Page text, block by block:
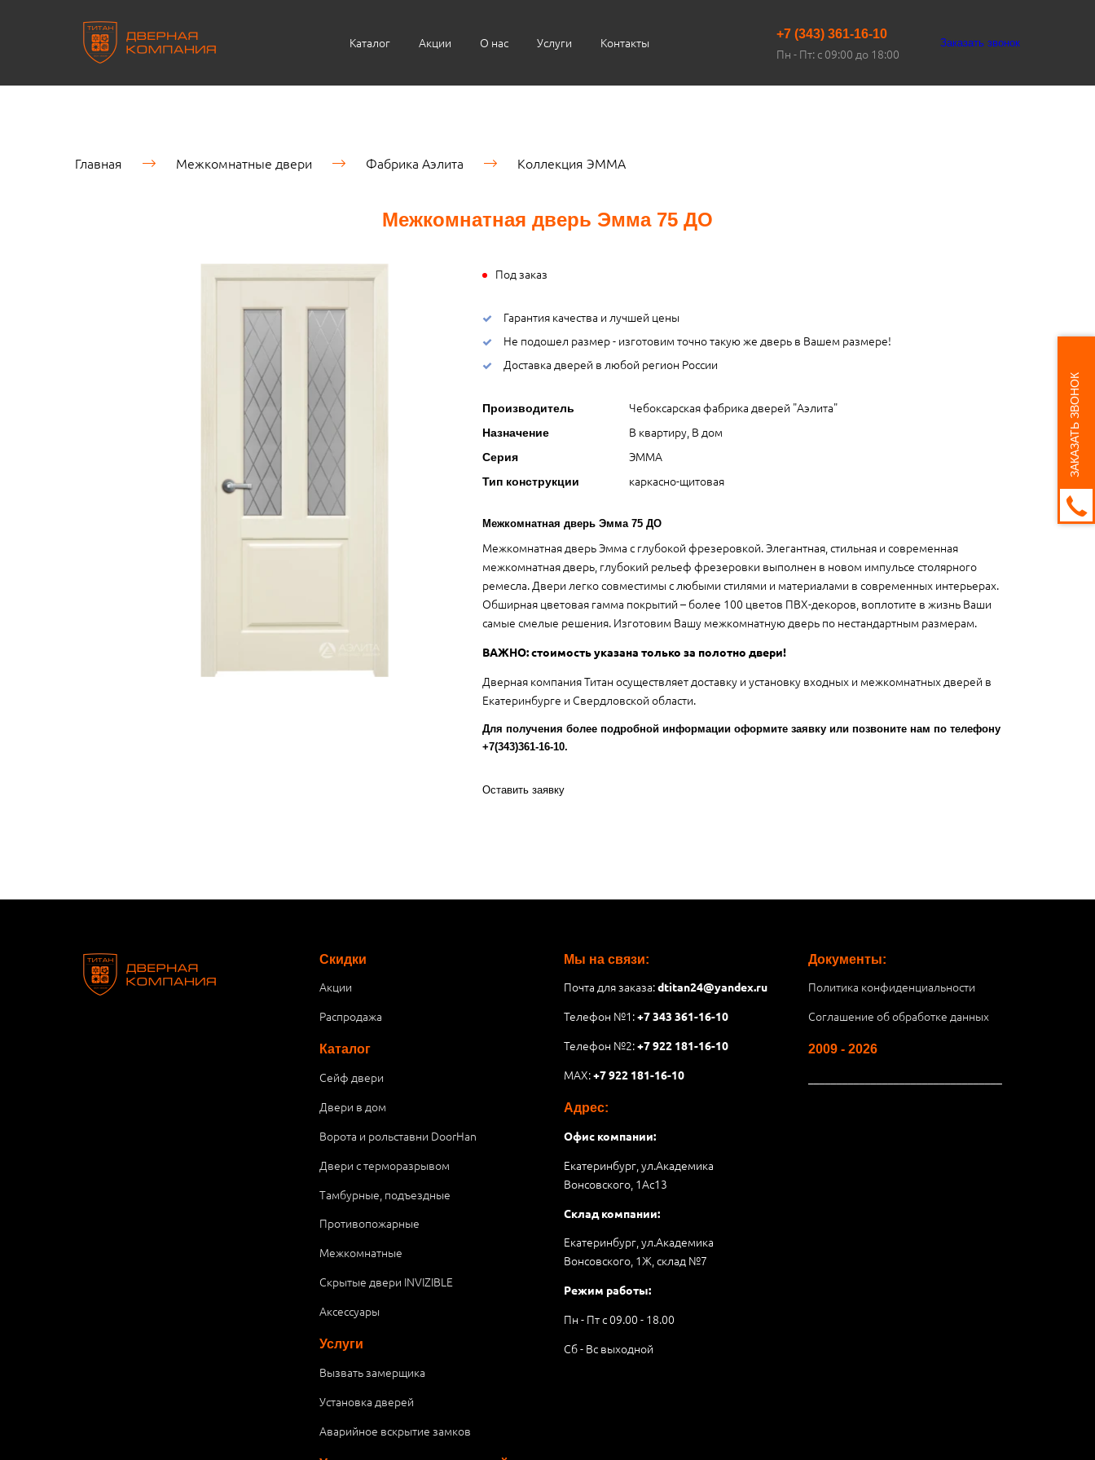
Каталог Акции О нас Услуги Контакты
+7 (343) 361-16-10
Пн - Пт: с 09:00 до 18:00
Заказать звонок
Главная Межкомнатные двери Фабрика Аэлита Коллекция ЭММА
Межкомнатная дверь Эмма 75 ДО
Под заказ
Гарантия качества и лучшей цены
Не подошел размер - изготовим точно такую же дверь в Вашем размере!
Доставка дверей в любой регион России
Производитель Чебоксарская фабрика дверей "Аэлита"
Назначение В квартиру, В дом
Серия ЭММА
Тип конструкции каркасно-щитовая
Межкомнатная дверь Эмма 75 ДО
Межкомнатная дверь Эмма с глубокой фрезеровкой. Элегантная, стильная и современная
межкомнатная дверь, глубокий рельеф фрезеровки выполнен в новом импульсе столярного
ремесла. Двери легко совместимы с любыми стилями и материалами в современных интерьерах.
Обширная цветовая гамма покрытий – более 100 цветов ПВХ-декоров, воплотите в жизнь Ваши
самые смелые решения. Изготовим Вашу межкомнатную дверь по нестандартным размерам.
ВАЖНО: стоимость указана только за полотно двери!
Дверная компания Титан осуществляет доставку и установку входных и межкомнатных дверей в
Екатеринбурге и Свердловской области.
Для получения более подробной информации оформите заявку или позвоните нам по телефону
+7(343)361-16-10.
Оставить заявку
Скидки
Акции
Распродажа
Каталог
Сейф двери
Двери в дом
Ворота и рольставни DoorHan
Двери с терморазрывом
Тамбурные, подъездные
Противопожарные
Межкомнатные
Скрытые двери INVIZIBLE
Аксессуары
Услуги
Вызвать замерщика
Установка дверей
Аварийное вскрытие замков
Мы на связи:
Почта для заказа:dtitan24@yandex.ru
Телефон №1:+7 343 361-16-10
Телефон №2:+7 922 181-16-10
MAX:+7 922 181-16-10
Адрес:
Офис компании:
Екатеринбург, ул.Академика
Вонсовского, 1Аc13
Склад компании:
Екатеринбург, ул.Академика
Вонсовского, 1Ж, склад №7
Режим работы:
Пн - Пт с 09.00 - 18.00
Сб - Вс выходной
Документы:
Политика конфиденциальности
Соглашение об обработке данных
2009 - 2026
ЗАКАЗАТЬ ЗВОНОК